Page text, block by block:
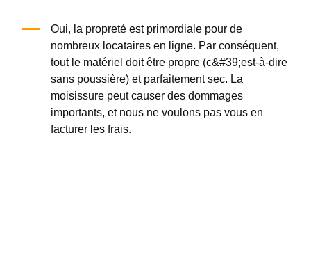
Oui, la propreté est primordiale pour de
nombreux locataires en ligne. Par conséquent,
tout le matériel doit être propre (c&#39;est-à-dire
sans poussière) et parfaitement sec. La
moisissure peut causer des dommages
importants, et nous ne voulons pas vous en
facturer les frais.